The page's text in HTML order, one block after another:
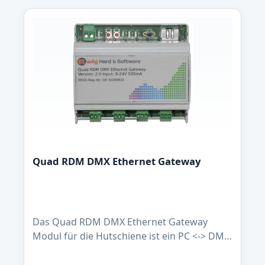
1...+10Volt max. Last 10mA) Eingang RDM /
DAC) und Signalinvertierung Einstellungen
erfolgen über 7 Segment Anzeige und
DMX Quad Analog 0-10Volt Modul im
Hutschienengehäuse
Quad RDM DMX Ethernet Gateway
Das Quad RDM DMX Ethernet Gateway
Modul für die Hutschiene ist ein PC <-> DMX